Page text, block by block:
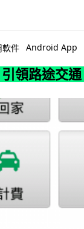
引領路途交
軟件 Android App
領路途交通